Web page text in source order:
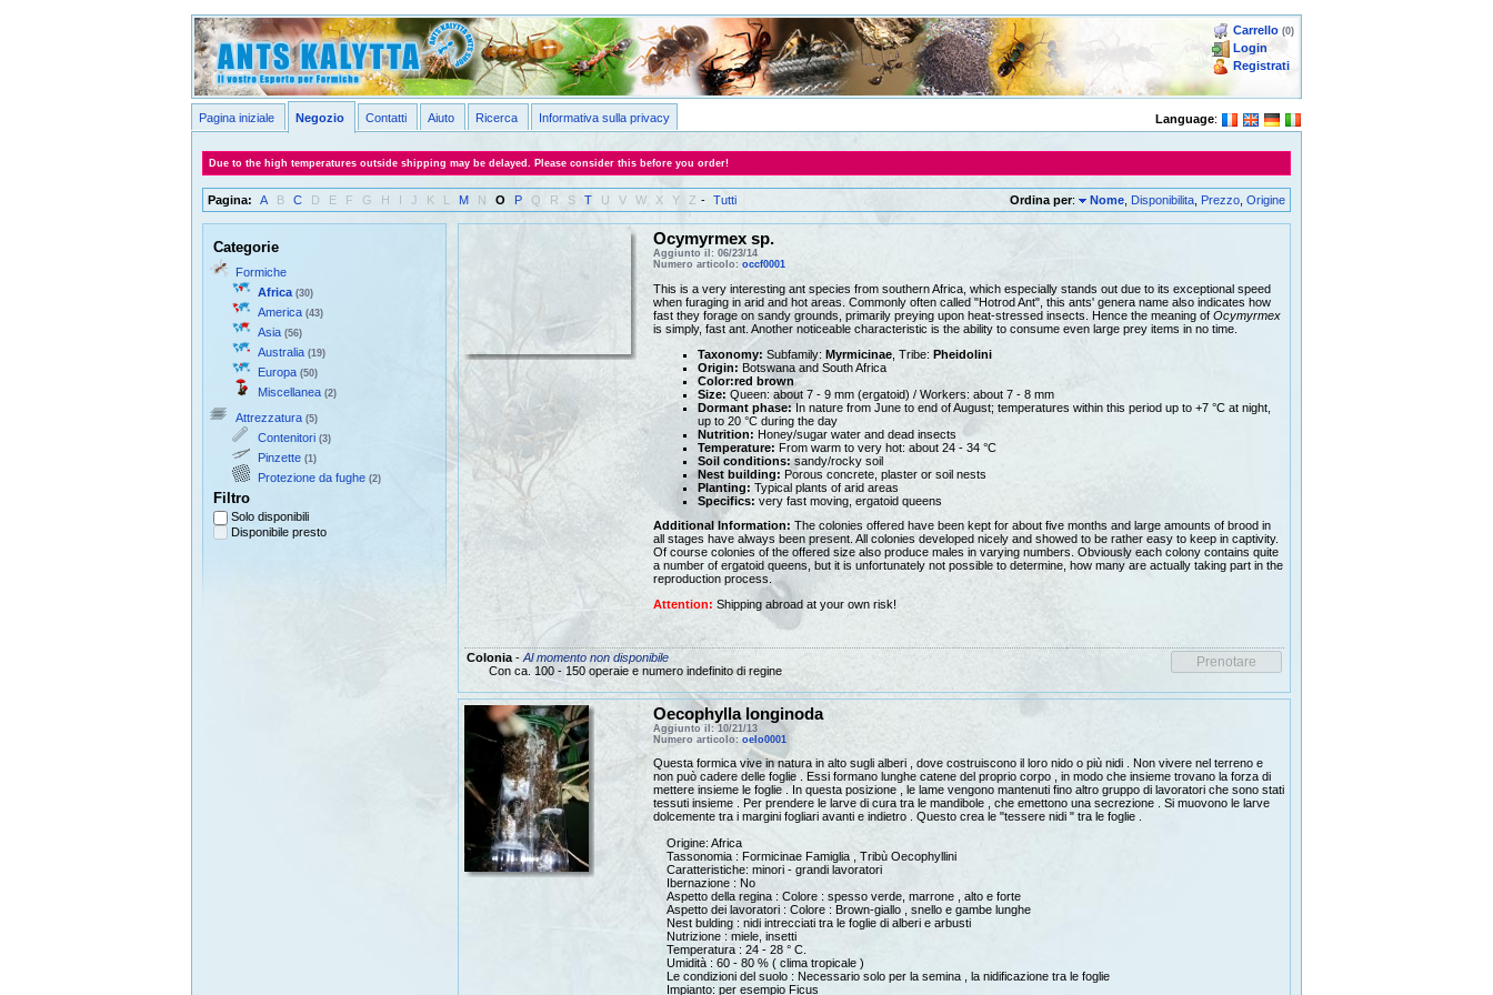
Carrello (0)
Login
Registrati
Language:
Pagina iniziale Negozio Contatti Aiuto Ricerca Informativa sulla privacy
Due to the high temperatures outside shipping may be delayed. Please consider this before you order!
Pagina: A B C D E F G H I J K L M N O P Q R S T U V W X Y Z - Tutti Ordina per: Nome Disponibilita Prezzo ,Origine
Categorie
Formiche
Africa (30)
America (43)
Asia (56)
Australia (19)
Europa (50)
Miscellanea (2)
Attrezzatura (5)
Contenitori (3)
Pinzette (1)
Protezione da fughe (2)
Filtro
Solo disponibili
Disponibile presto
Ocymyrmex sp.
Aggiunto il: 06/23/14
Numero articolo: occf0001
This is a very interesting ant species from southern Africa, which especially stands out due to its exceptional speed
when furaging in arid and hot areas. Commonly often called "Hotrod Ant", this ants' genera name also indicates how
fast they forage on sandy grounds, primarily preying upon heat-stressed insects. Hence the meaning of Ocymyrmex
is simply, fast ant. Another noticeable characteristic is the ability to consume even large prey items in no time.
Taxonomy: Subfamily: Myrmicinae, Tribe: Pheidolini
Origin: Botswana and South Africa
Color:red brown
Size: Queen: about 7 - 9 mm (ergatoid) / Workers: about 7 - 8 mm
Dormant phase:In nature from June to end of August; temperatures within this period up to +7 °C at night,
up to 20 °C during the day
Nutrition: Honey/sugar water and dead insects
Temperature: From warm to very hot: about 24 - 34 °C
Soil conditions:sandy/rocky soil
Nest building: Porous concrete, plaster or soil nests
Planting: Typical plants of arid areas
Specifics: very fast moving, ergatoid queens
Additional Information: The colonies offered have been kept for about five months and large amounts of brood in
all stages have always been present. All colonies developed nicely and showed to be rather easy to keep in captivity.
Of course colonies of the offered size also produce males in varying numbers. Obviously each colony contains quite
a number of ergatoid queens, but it is unfortunately not possible to determine, how many are actually taking part in the
reproduction process.
Attention: Shipping abroad at your own risk!
Colonia- Al momento non disponibile
Con ca. 100 - 150 operaie e numero indefinito di regine
Oecophylla longinoda
Aggiunto il: 10/21/13
Numero articolo: oelo0001
Questa formica vive in natura in alto sugli alberi , dove costruiscono il loro nido o più nidi .
Non vivere nel terreno e
non può cadere delle foglie .
Essi formano lunghe catene del proprio corpo , in modo che insieme trovano la forza di
mettere insieme le foglie .
In questa posizione , le lame vengono mantenuti fino altro gruppo di lavoratori che sono stati
tessuti insieme .
Per prendere le larve di cura tra le mandibole , che emettono una secrezione . Si muovono le larve
dolcemente tra i margini fogliari avanti e indietro . Questo crea le "tessere nidi " tra le foglie .
Origine: Africa
Tassonomia : Formicinae Famiglia , Tribù Oecophyllini
Caratteristiche: minori - grandi lavoratori
Ibernazione : No
Aspetto della regina : Colore : spesso verde, marrone , alto e forte
Aspetto dei lavoratori : Colore : Brown-giallo , snello e gambe lunghe
Nest bulding : nidi intrecciati tra le foglie di alberi e arbusti
Nutrizione : miele, insetti
Temperatura : 24 - 28 ° C.
Umidità : 60 - 80 % ( clima tropicale )
Le condizioni del suolo : Necessario solo per la semina , la nidificazione tra le foglie
Impianto: per esempio Ficus